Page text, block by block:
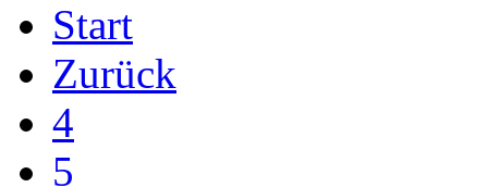
Start
Zurück
4
5